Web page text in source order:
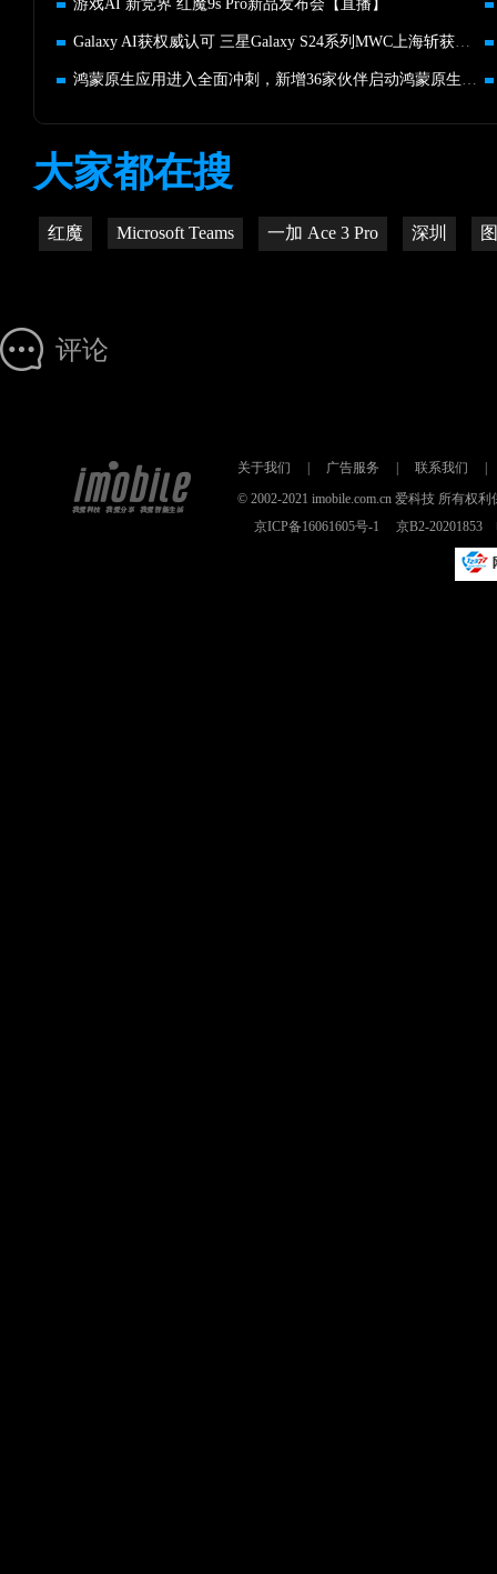
游戏AI 新竞界 红魔9s Pro新品发布会【直播】
Galaxy AI获权威认可 三星Galaxy S24系列MWC上海斩获重量级奖项
鸿蒙原生应用进入全面冲刺，新增36家伙伴启动鸿蒙原生应用开发
大家都在搜
红魔 Microsoft Teams 一加 Ace 3 Pro 深圳
评论
关于我们 广告服务 联系我们
© 2002-2021 imobile.com.cn 爱科技 所有权
京ICP备16061605号-1
京B2-20201853